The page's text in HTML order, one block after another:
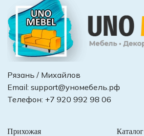
Рязань / Михайлов
Email: support@уномебель.рф
Телефон: +7 920 992 98 06
Прихожая Каталог